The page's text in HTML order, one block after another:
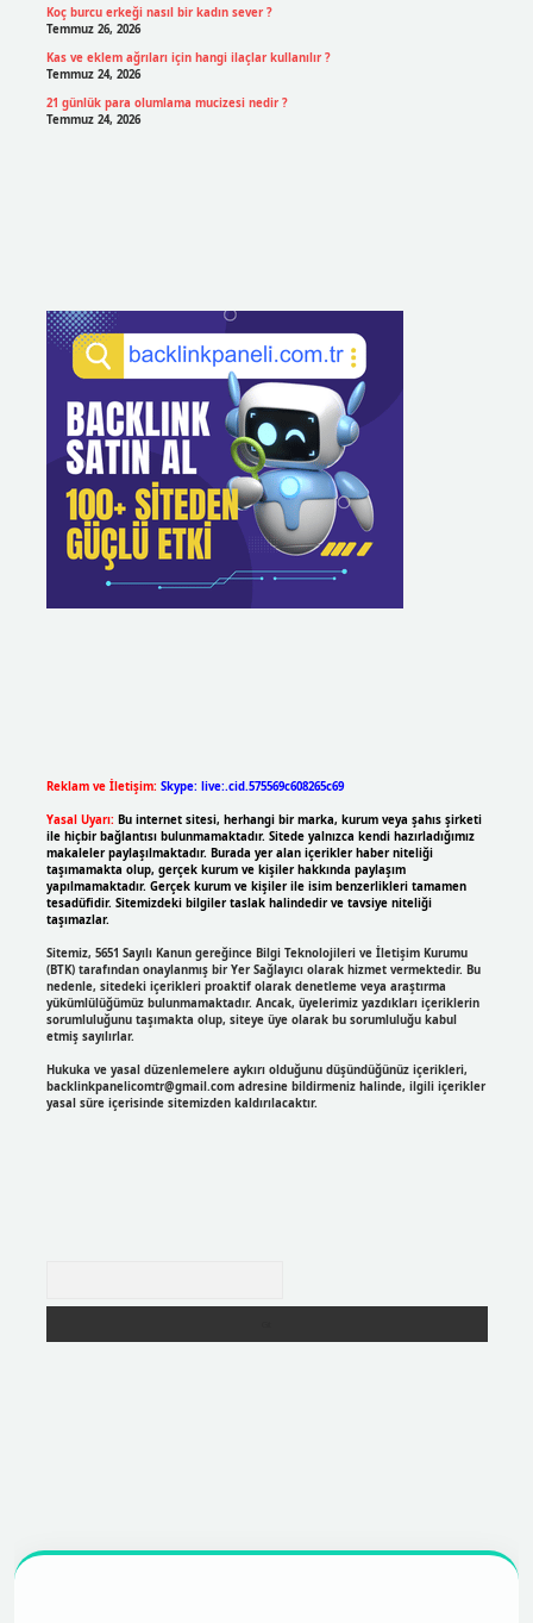
Koç burcu erkeği nasıl bir kadın sever ?
Temmuz 26, 2026
Kas ve eklem ağrıları için hangi ilaçlar kullanılır ?
Temmuz 24, 2026
21 günlük para olumlama mucizesi nedir ?
Temmuz 24, 2026
Reklam ve İletişim: Skype: live:.cid.575569c608265c69
Yasal Uyarı: Bu internet sitesi, herhangi bir marka, kurum veya şahıs şirketi
ile hiçbir bağlantısı bulunmamaktadır. Sitede yalnızca kendi hazırladığımız
makaleler paylaşılmaktadır. Burada yer alan içerikler haber niteliği
taşımamakta olup, gerçek kurum ve kişiler hakkında paylaşım
yapılmamaktadır. Gerçek kurum ve kişiler ile isim benzerlikleri tamamen
tesadüfidir. Sitemizdeki bilgiler taslak halindedir ve tavsiye niteliği
taşımazlar.
Sitemiz, 5651 Sayılı Kanun gereğince Bilgi Teknolojileri ve İletişim Kurumu
(BTK) tarafından onaylanmış bir Yer Sağlayıcı olarak hizmet vermektedir. Bu
nedenle, sitedeki içerikleri proaktif olarak denetleme veya araştırma
yükümlülüğümüz bulunmamaktadır. Ancak, üyelerimiz yazdıkları içeriklerin
sorumluluğunu taşımakta olup, siteye üye olarak bu sorumluluğu kabul
etmiş sayılırlar.
Hukuka ve yasal düzenlemelere aykırı olduğunu düşündüğünüz içerikleri,
backlinkpanelicomtr@gmail.comadresine bildirmeniz halinde, ilgili içerikler
yasal süre içerisinde sitemizden kaldırılacaktır.